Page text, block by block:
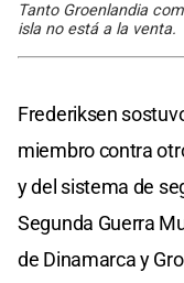
Tanto Groenlandia
isla no está a la venta.
Frederiksen
miembro contra
y del sistema de
Segunda Guerra
de Dinamarca y